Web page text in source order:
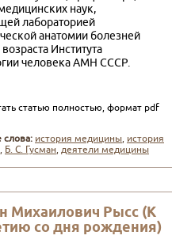
наук,
лаборатори­ей
анатомии болезней
Института
человека АМН СССР.
статью полностью, формат pdf
история медицины, история
, Б. С. Гусман,деятели медицины
Михаилович Рысс (К
со дня рождения)